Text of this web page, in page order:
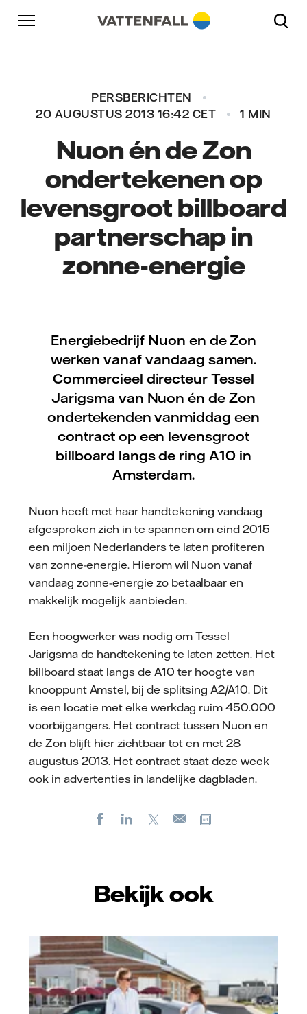
Naar content
Naar hoofdnavigatie
Ga naar footer
PERSBERICHTEN
20 AUGUSTUS 2013 16:42 CET
1 MIN
Nuon én de Zon
ondertekenen op
levensgroot billboard
partnerschap in
zonne-energie
Energiebedrijf Nuon en de Zon
werken vanaf vandaag samen.
Commercieel directeur Tessel
Jarigsma van Nuon én de Zon
ondertekenden vanmiddag een
contract op een levensgroot
billboard langs de ring A10 in
Amsterdam.
Nuon heeft met haar handtekening vandaag
afgesproken zich in te spannen om eind 2015
een miljoen Nederlanders te laten profiteren
van zonne-energie. Hierom wil Nuon vanaf
vandaag zonne-energie zo betaalbaar en
makkelijk mogelijk aanbieden.
Een hoogwerker was nodig om Tessel
Jarigsma de handtekening te laten zetten. Het
billboard staat langs de A10 ter hoogte van
knooppunt Amstel, bij de splitsing A2/A10. Dit
is een locatie met elke werkdag ruim 450.000
voorbijgangers. Het contract tussen Nuon en
de Zon blijft hier zichtbaar tot en met 28
augustus 2013. Het contract staat deze week
ook in advertenties in landelijke dagbladen.
FacebookLinkedIn
E-
Bekijk ook
Vattenfall/Jeanette Hägglund
Naar hoofdnavigatie